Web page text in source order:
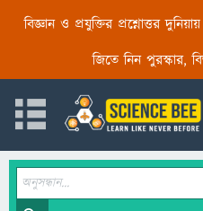
বিজ্ঞান ও প্রযুক্তির প্রশ্নোত্তর
জিতে নিন পুরস্কার,